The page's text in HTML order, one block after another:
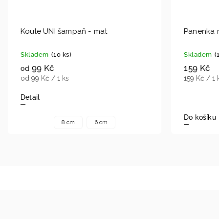
Koule UNI šampaň - mat
Skladem (10 ks)
od 99 Kč
od 99 Kč / 1 ks
Detail
8 cm 6 cm
Panenka
Skladem
159 Kč
159 Kč / 1
Do košíku